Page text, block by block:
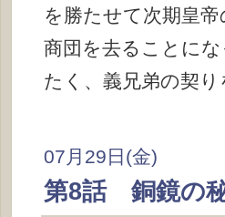
を勝たせて次期皇
商団を去ることに
たく、義兄弟の契
07月29日(金)
第8話 銅鏡の